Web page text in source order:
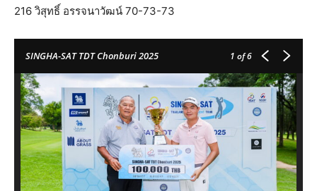
216 วิสุทธิ์ อรรจนาวัฒน์ 70-73-73
SINGHA-SAT TDT Chonburi 2025 1 of 6